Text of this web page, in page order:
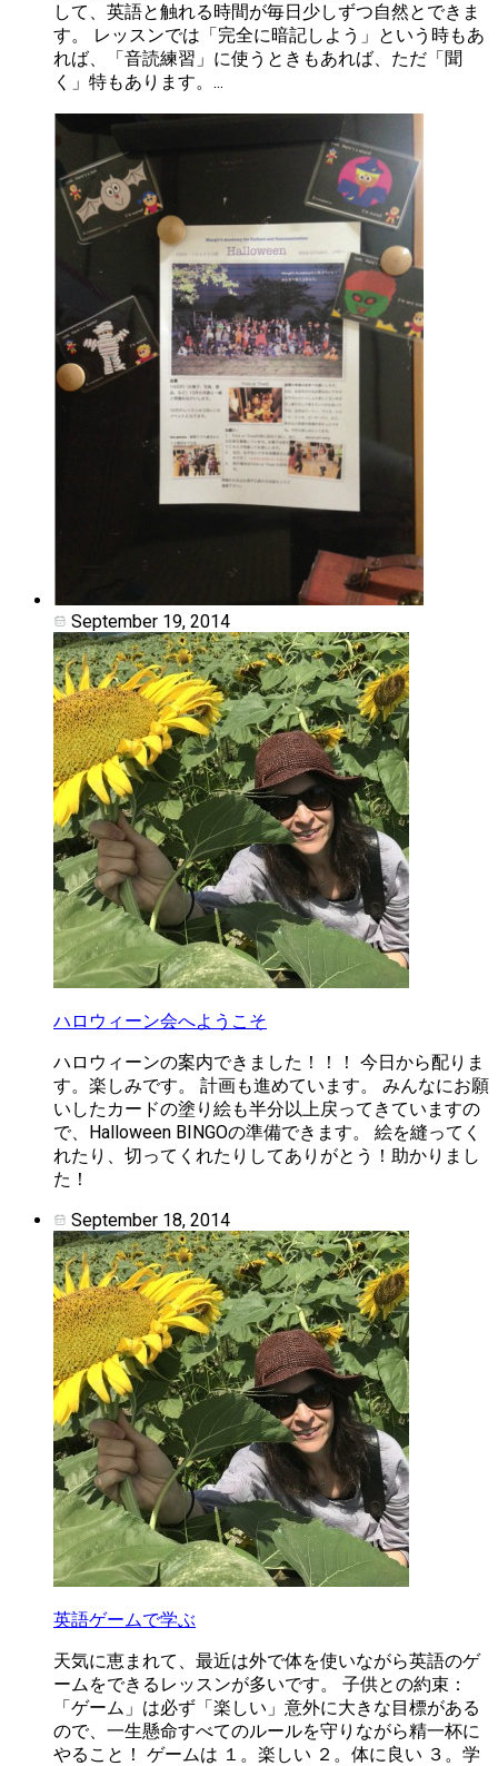
して、英語と触れる時間が毎日少しずつ自然とできま
す。 レッスンでは「完全に暗記しよう」という時もあ
れば、「音読練習」に使うときもあれば、ただ「聞
く」特もあります。...
September 19, 2014
ハロウィーン会へようこそ
ハロウィーンの案内できました！！！ 今日から配りま
す。楽しみです。 計画も進めています。 みんなにお願
いしたカードの塗り絵も半分以上戻ってきていますの
で、Halloween BINGOの準備できます。 絵を縫ってく
れたり、切ってくれたりしてありがとう！助かりまし
た！
September 18, 2014
英語ゲームで学ぶ
天気に恵まれて、最近は外で体を使いながら英語のゲ
ームをできるレッスンが多いです。 子供との約束：
「ゲーム」は必ず「楽しい」意外に大きな目標がある
ので、一生懸命すべてのルールを守りながら精一杯に
やること！ ゲームは １。楽しい ２。体に良い ３。学